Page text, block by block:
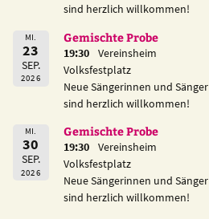
sind herzlich willkommen!
MI.
23
SEP.
2026
Gemischte Probe
19:30
Vereinsheim
Volksfestplatz
Neue Sängerinnen und Sänger
sind herzlich willkommen!
MI.
30
SEP.
2026
Gemischte Probe
19:30
Vereinsheim
Volksfestplatz
Neue Sängerinnen und Sänger
sind herzlich willkommen!